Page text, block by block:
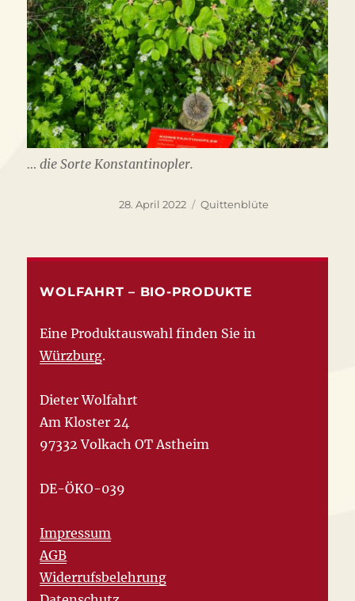
… die Sorte Konstantinopler.
Veröffentlicht
28. April 2022 Schlagwörter
Quittenblüte
WOLFAHRT – BIO-PRODUKTE
Eine Produktauswahl finden Sie in
Würzburg.
Dieter Wolfahrt
Am Kloster 24
97332 Volkach OT Astheim
DE-ÖKO-039
Impressum
AGB
Widerrufsbelehrung